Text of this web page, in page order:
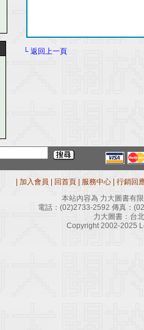
└ 返回上一頁
加入會員 回首頁 服務中心
行銷回
本站內容為 力大圖書有
電話： (02)2733-2592 傳真：
力大圖書：台
Copyright 2002-2025